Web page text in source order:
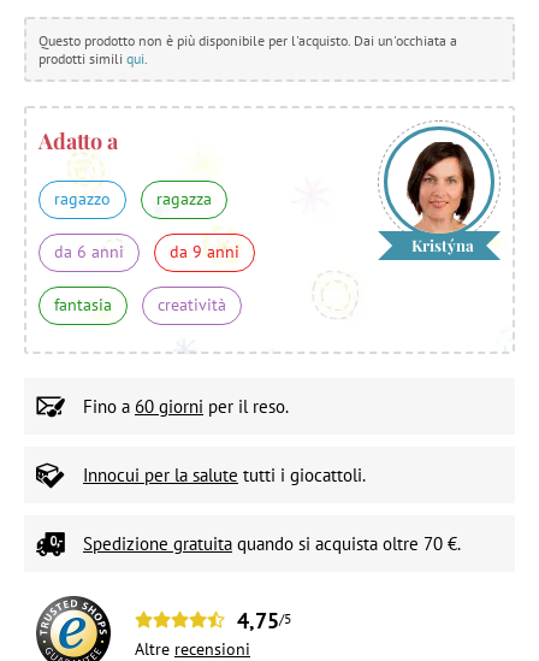
Questo prodotto non è più disponibile per l'acquisto. Dai un'occhiata a
prodotti simili qui
Adatto a
ragazzo ragazza
da 6 anni da 9 anni
fantasia creatività
Kristýna
Fino a 60 giorni per il reso.
Innocui per la salute tutti i giocattoli.
Spedizione gratuita quando si acquista oltre 70 €.
4,75/5
Altre recensioni